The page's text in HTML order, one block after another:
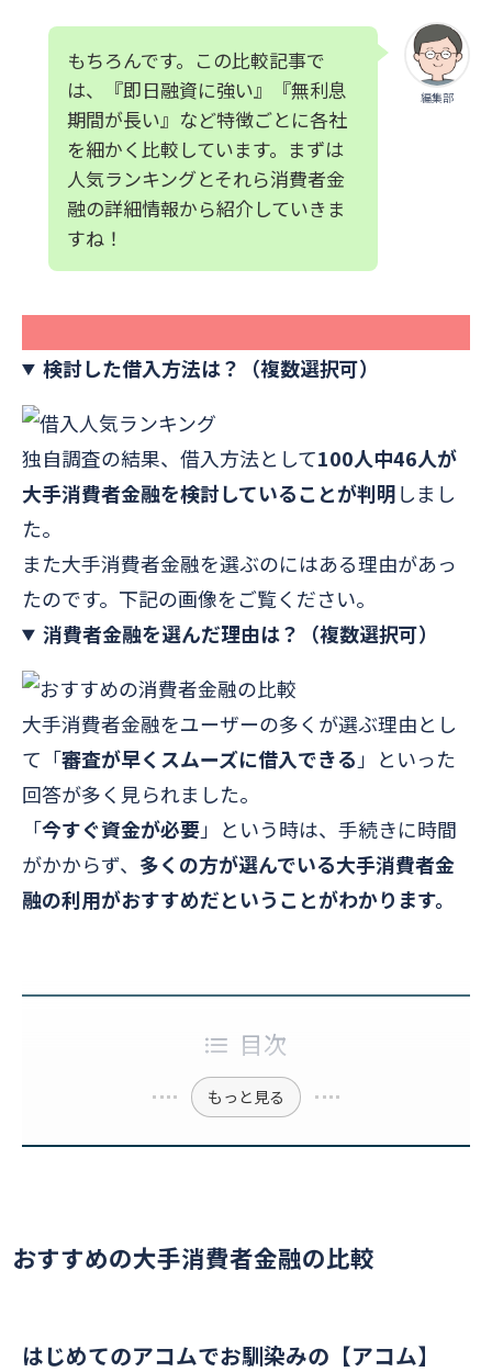
編集部
もちろんです。この比較記事で
は、『即日融資に強い』『無利息
期間が長い』など特徴ごとに各社
を細かく比較しています。まずは
人気ランキングとそれら消費者金
融の詳細情報から紹介していきま
すね！
検討した借入方法は？（複数選択可）
独自調査の結果、借入方法として100人中46人が
大手消費者金融を検討していることが判明しまし
た。
また大手消費者金融を選ぶのにはある理由があっ
たのです。下記の画像をご覧ください。
消費者金融を選んだ理由は？（複数選択可）
大手消費者金融をユーザーの多くが選ぶ理由とし
て「審査が早くスムーズに借入できる 」といった
回答が多く見られました。
「今すぐ資金が必要」という時は、手続きに時間
がかからず、 多くの方が選んでいる大手消費者金
融の利用がおすすめだということがわかります。
目次
もっと見る
おすすめの大手消費者金融の比較
はじめてのアコムでお馴染みの【アコム】